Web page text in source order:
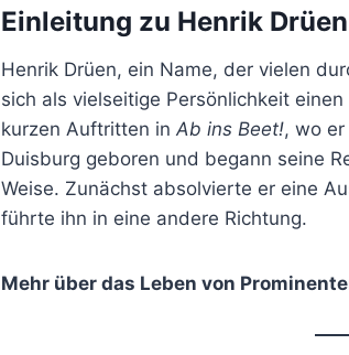
Einleitung zu Henrik Drüen
Henrik Drüen, ein Name, der vielen
sich als vielseitige Persönlichkeit
kurzen Auftritten in Ab ins Beet!, wo
Duisburg geboren und begann seine
Weise. Zunächst absolvierte er eine
führte ihn in eine andere Richtung.
Mehr über das Leben von